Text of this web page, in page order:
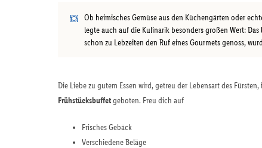
Ob heimisches Gemüse aus den Küchengärten oder
legte auch auf die Kulinarik besonders großen Wert:
schon zu Lebzeiten den Ruf eines Gourmets genoss,
Die Liebe zu gutem Essen wird, getreu der Lebensart des
Frühstücksbuffetgeboten. Freu dich auf
Frisches Gebäck
Verschiedene Beläge